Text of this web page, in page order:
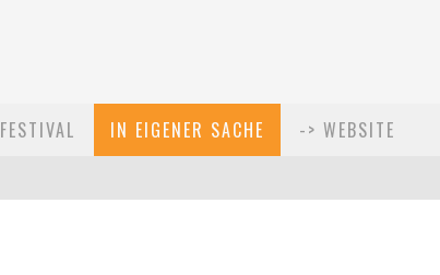
FESTIVAL IN EIGENER SACHE -> WEBSITE